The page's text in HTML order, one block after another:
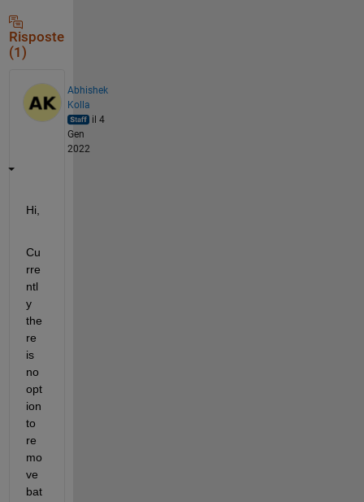
Risposte
(1)
Abhishek
Kolla
il 4
Gen
2022
Hi,
Cu
rre
ntl
y
the
re
is
no
opt
ion
to
re
mo
ve
bat